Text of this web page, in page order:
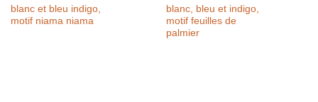
blanc et bleu indigo,
motif niama niama
blanc, bleu et indigo,
motif feuilles de
palmier